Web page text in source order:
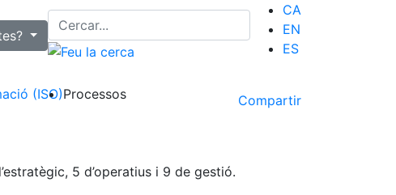
CA
EN
ES
(ISO)Processos Compartir
5 d’operatius i 9 de gestió.